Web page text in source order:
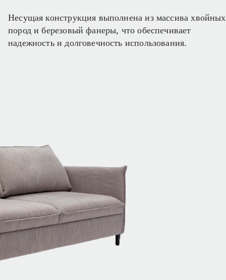
Несущая конструкция выполнена из массива хвойных
пород и березовый фанеры, что обеспечивает
надежность и долговечность использования.